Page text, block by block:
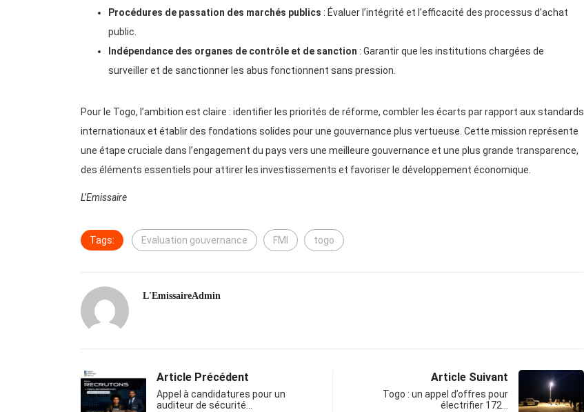
Procédures de passation des marchés publics : Évaluer l’intégrité et l’efficacité des processus d’achat
public.
Indépendance des organes de contrôle et de sanction : Garantir que les institutions chargées de
surveiller et de sanctionner les abus fonctionnent sans pression.
Pour le Togo, l’ambition est claire : identifier les priorités de réforme, combler les écarts par rapport aux standards
internationaux et établir des fondations solides pour une gouvernance plus vertueuse. Cette mission représente
une étape cruciale dans l’engagement du pays vers une meilleure gouvernance et une plus grande transparence,
des éléments essentiels pour attirer les investissements et favoriser le développement économique.
L’Emissaire
Tags: Evaluation gouvernance FMI togo
L'EmissaireAdmin
Article Précédent
Appel à candidatures pour un
auditeur de sécurité…
Article Suivant
Togo : un appel d’offres pour
électrifier 172…